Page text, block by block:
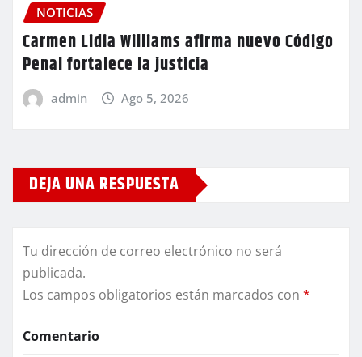
NOTICIAS
Carmen Lidia Williams afirma nuevo Código
Penal fortalece la justicia
admin Ago 5, 2026
DEJA UNA RESPUESTA
Tu dirección de correo electrónico no será
publicada.
Los campos obligatorios están marcados con *
Comentario